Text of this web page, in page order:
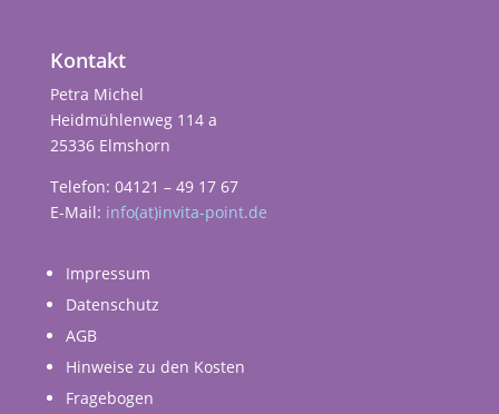
Kontakt
Petra Michel
Heidmühlenweg 114 a
25336 Elmshorn
Telefon: 04121 – 49 17 67
E-Mail: info(at)invita-point.de
Impressum
Datenschutz
AGB
Hinweise zu den Kosten
Fragebogen